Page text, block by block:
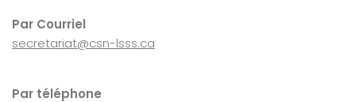
Par Courriel
secretariat@csn-lsss.ca
Par téléphone